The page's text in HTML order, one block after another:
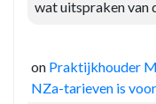
wat uitspraken van
on Praktijkhouder
NZa-tarieven is